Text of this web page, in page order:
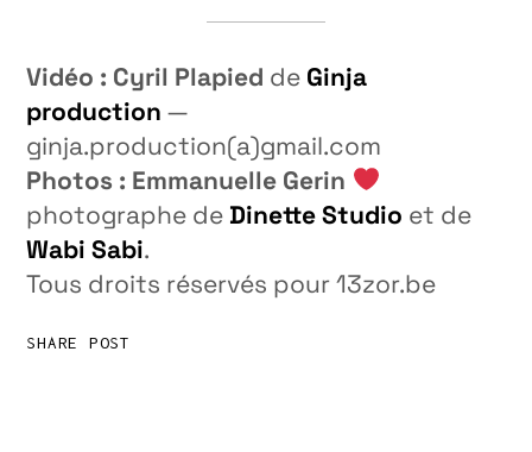
Vidéo : Cyril Plapied de Ginja
production —
ginja.production(a)gmail.com
Photos : Emmanuelle Gerin
photographe de Dinette Studio et de
Wabi Sabi.
Tous droits réservés pour 13zor.be
SHARE POST